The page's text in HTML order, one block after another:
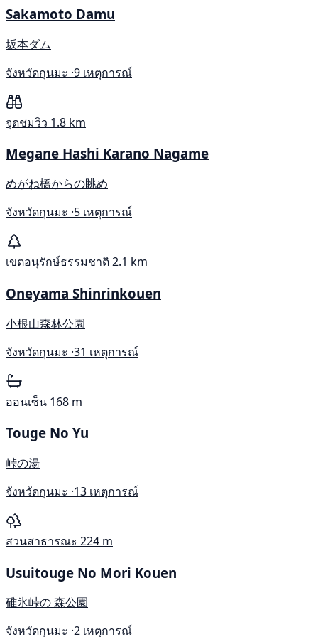
Sakamoto Damu
坂本ダム
จังหวัดกุนมะ ·9 เหตุการณ์
จุดชมวิว 1.8 km
Megane Hashi Karano Nagame
めがね橋からの眺め
จังหวัดกุนมะ ·5 เหตุการณ์
เขตอนุรักษ์ธรรมชาติ2.1 km
Oneyama Shinrinkouen
小根山森林公園
จังหวัดกุนมะ ·31 เหตุการณ์
ออนเซ็น 168 m
Touge No Yu
峠の湯
จังหวัดกุนมะ ·13 เหตุการณ์
สวนสาธารณะ 224 m
Usuitouge No Mori Kouen
碓氷峠の 森公園
จังหวัดกุนมะ ·2 เหตุการณ์